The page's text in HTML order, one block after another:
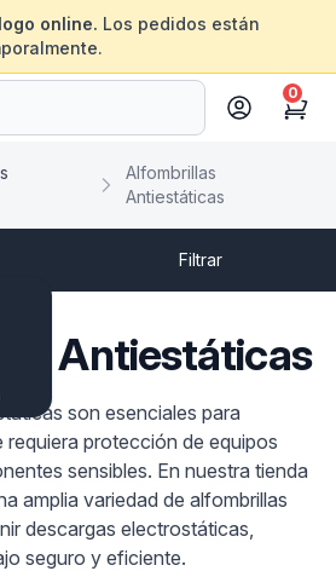
online. Los pedidos están
Cart
0
Alfombrillas
Antiestáticas
Filtrar
Antiestáticas
son esenciales para
protección de equipos
sensibles. En nuestra tienda
amplia variedad de alfombrillas
descargas electrostáticas,
seguro y eficiente.